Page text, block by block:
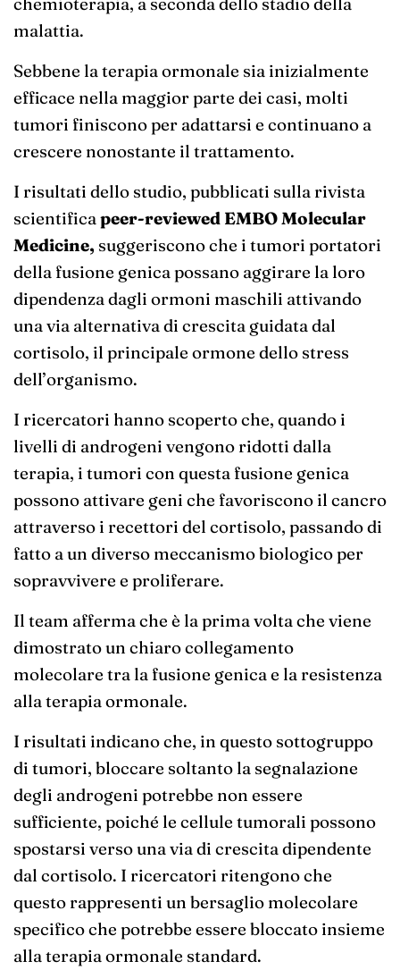
malattia.
Sebbene la terapia ormonale sia inizialmente
efficace nella maggior parte dei casi, molti
tumori finiscono per adattarsi e continuano a
crescere nonostante il trattamento.
I risultati dello studio, pubblicati sulla rivista
scientificapeer-reviewed EMBO Molecular
Medicine, suggeriscono che i tumori portatori
della fusione genica possano aggirare la loro
dipendenza dagli ormoni maschili attivando
una via alternativa di crescita guidata dal
cortisolo, il principale ormone dello stress
dell’organismo.
I ricercatori hanno scoperto che, quando i
livelli di androgeni vengono ridotti dalla
terapia, i tumori con questa fusione genica
possono attivare geni che favoriscono il cancro
attraverso i recettori del cortisolo, passando di
fatto a un diverso meccanismo biologico per
sopravvivere e proliferare.
Il team afferma che è la prima volta che viene
dimostrato un chiaro collegamento
molecolare tra la fusione genica e la resistenza
alla terapia ormonale.
I risultati indicano che, in questo sottogruppo
di tumori, bloccare soltanto la segnalazione
degli androgeni potrebbe non essere
sufficiente, poiché le cellule tumorali possono
spostarsi verso una via di crescita dipendente
dal cortisolo. I ricercatori ritengono che
questo rappresenti un bersaglio molecolare
specifico che potrebbe essere bloccato insieme
alla terapia ormonale standard.